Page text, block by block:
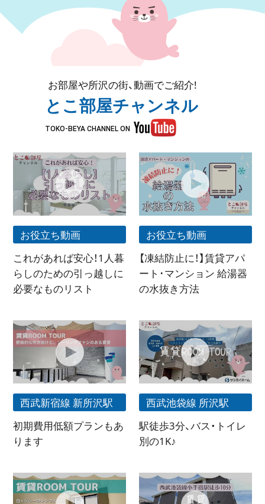
お部屋や所沢の街、動画でご紹介!
とこ部屋チャンネル
TOKO-BEYA CHANNEL ON
お役立ち動画
これがあれば安心！1人暮
らしのための引っ越しに
必要なものリスト
お役立ち動画
【凍結防止に！】賃貸アパ
ート･マンション 給湯器
の水抜き方法
西武新宿線 新所沢駅
初期費用低額プランもあ
ります
西武池袋線 所沢駅
駅徒歩3分、バス・トイレ
別の1K♪